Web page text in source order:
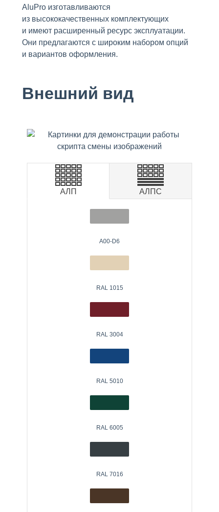
AluPro изготавливаются
из высококачественных комплектующих
и имеют расширенный ресурс эксплуатации.
Они предлагаются с широким набором опций
и вариантов оформления.
Внешний вид
АЛП АЛПС
A00-D6
RAL 1015
RAL 3004
RAL 5010
RAL 6005
RAL 7016